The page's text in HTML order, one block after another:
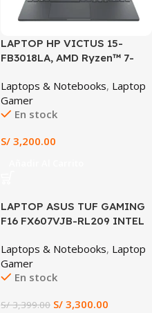
LAPTOP HP VICTUS 15-
FB3018LA, AMD Ryzen™ 7-
SSD, RTX™ 3050 6GB, 15.6”
FHD IPS 144Hz, WIN 11
HOME, TECLADO LATINO
Laptops & Notebooks, Laptop
Gamer
En stock
S/ 3,200.00
SALE
LAPTOP ASUS TUF GAMING
F16 FX607VJB-RL209 INTEL
512GB SSD NVIDIA GEFORCE
RTX 3050 6GB 16″ WUXGA
IPS 144HZ WINDOWS 11 PRO
(FX607VJB-RL209)
Laptops & Notebooks, Laptop
Gamer
En stock
S/3,399.00 S/ 3,300.00